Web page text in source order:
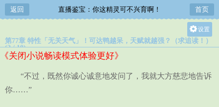
返回 直播鉴宝：你这精灵可不兴育啊！ 首页
设置
关灯
中
第77章 特性「无关天气」！可达鸭越呆，天赋就越强？（求追读！）
(2 / 10)
《关闭小说畅读模式体验更好》
“不过，既然你诚心诚意地发问了，我就大方慈悲地告诉
你……”